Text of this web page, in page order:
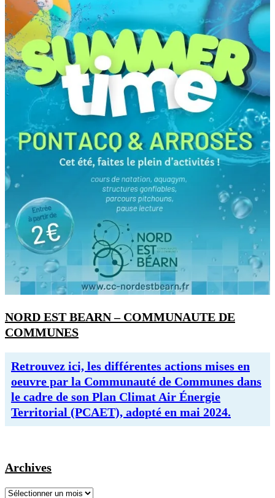
NORD EST BEARN – COMMUNAUTE DE
COMMUNES
Retrouvez ici, les différentes actions mises en
oeuvre par la Communauté de Communes dans
le cadre de son Plan Climat Air Énergie
Territorial (PCAET), adopté en mai 2024.
Archives
Archives